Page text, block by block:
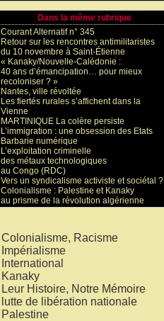
Dans la même rubrique
Courant Alternatif n° 345
Retour sur les rencontres antimilitaristes
du 10 novembre à Saint-Étienne
« Kanaky/Nouvelle-Calédonie :
40 ans d’émancipation… pour mieux
recoloniser ? »
Nantes, ville révoltée
Les fiertés rurales s’affichent dans la
Vienne
MARTINIQUE La colère persiste
L’immigration : une obsession des Etats
Barbarie numérique
L’exploitation criminelle
des métaux technologiques
au Congo (RDC)
Vers un syndicalisme activiste et sociétal ?
Colonialisme : Palestine et Kanaky
au prisme de la révolution algérienne
Colonialisme, Racisme
Impérialisme
International
Kanaky
Leur Histoire, Notre Mémoire
lutte de libération nationale
Palestine